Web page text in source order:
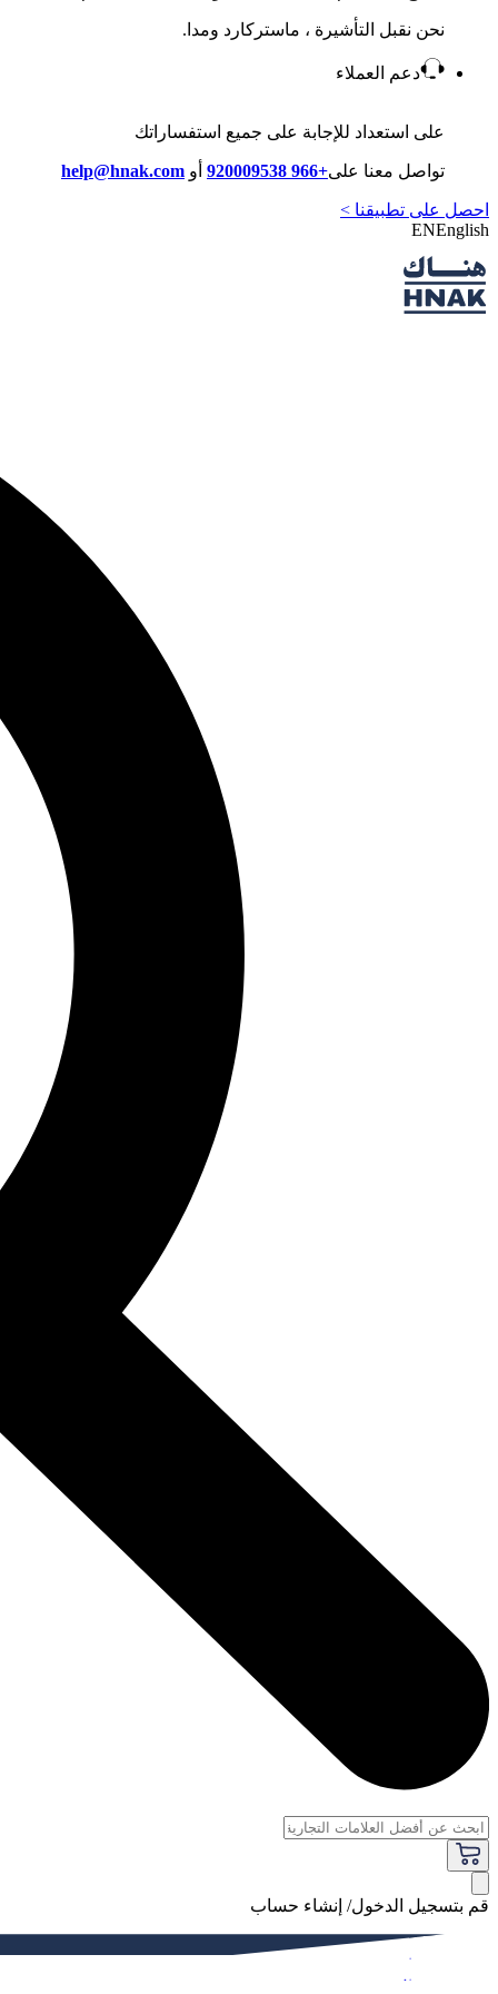
نحن نقبل التأشيرة ، ماستركارد ومدا.
دعم العملاء
على استعداد للإجابة على جميع استفساراتك
تواصل معنا على+966 920009538 أو help@hnak.com
احصل على تطبيقنا >
ENEnglish
قم بتسجيل الدخول/ إنشاء حساب
فاخر
النساء
الرجال